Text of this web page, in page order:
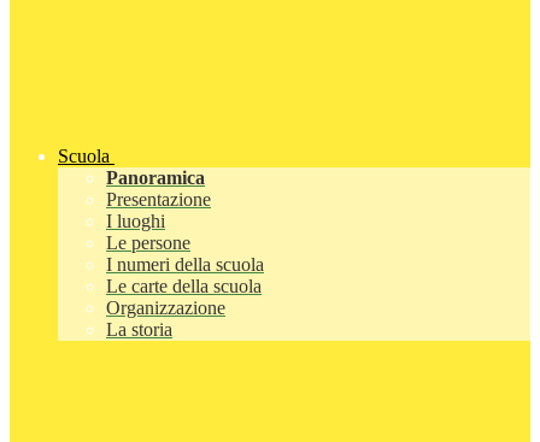
Scuola
Panoramica
Presentazione
I luoghi
Le persone
I numeri della scuola
Le carte della scuola
Organizzazione
La storia